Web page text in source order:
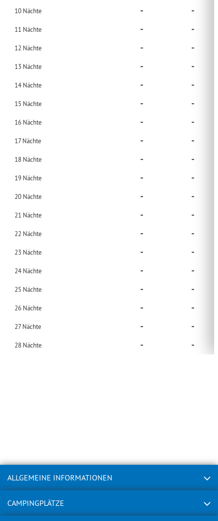
10 Nächte - -
11 Nächte - -
12 Nächte - -
13 Nächte - -
14 Nächte - -
15 Nächte - -
16 Nächte - -
17Nächte - -
18 Nächte - -
19 Nächte - -
20 Nächte - -
21 Nächte - -
22 Nächte - -
23 Nächte - -
24 Nächte - -
25 Nächte - -
26 Nächte - -
27Nächte - -
28 Nächte - -
ALLGEMEINE INFORMATIONEN
CAMPINGPLÄTZE